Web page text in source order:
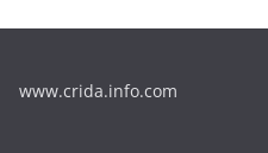
www.crida.info.com